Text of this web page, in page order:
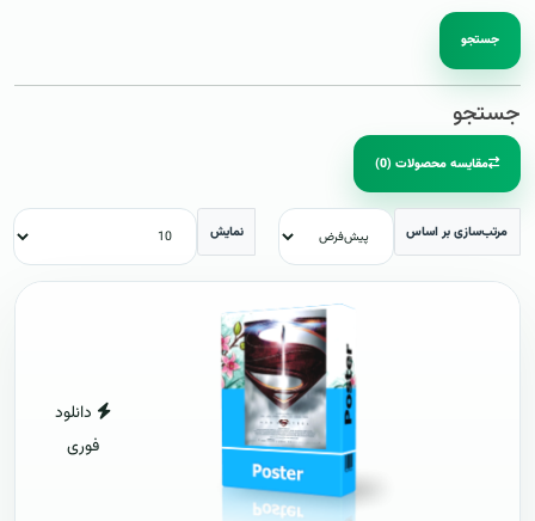
جستجو
جستجو
مقایسه محصولات (0)
مرتب‌سازی بر اساس نمایش
دانلود
فوری